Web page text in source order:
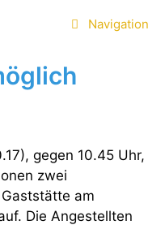
Navigation
gegen 10.45 Uhr,
zwei
am
Die Angestellten